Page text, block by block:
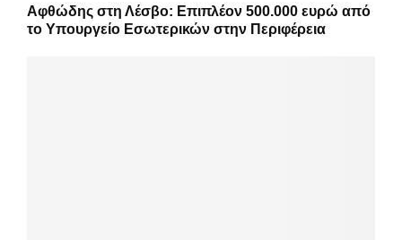
Αφθώδης στη Λέσβο: Επιπλέον 500.000 ευρώ από
το Υπουργείο Εσωτερικών στην Περιφέρεια